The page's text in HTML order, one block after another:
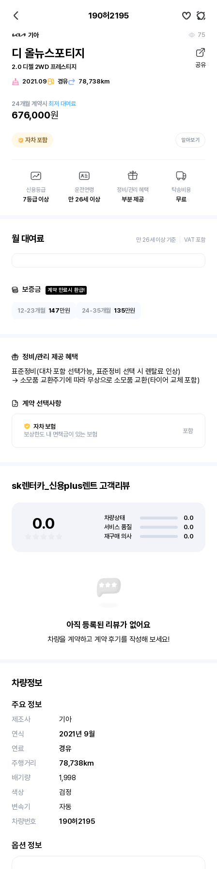
190허2195
기아 75
디 올뉴스포티지
2.0 디젤 2WD 프레스티지 공유
2021.09 경유 78,738km
24개월 계약시최저 대여료
676,000원
자차 포함 알아보기
신용등급
7등급 이상
운전연령
만 26세 이상
정비/관리 혜택
부분 제공
탁송비용
무료
월 대여료 만 26세 이상 기준 VAT 포함
보증금 계약 만료시 환급!
12-23개월 147만원 24-35개월 135만원
정비/관리 제공 혜택
표준정비(대차 포함 선택가능, 표준정비 선택 시 렌탈료 인상)
→ 소모품 교환주기에 따라 무상으로 소모품 교환(타이어 교체 포함)
계약 선택사항
자차 보험
보상한도 내 면책금이 있는 보험
포함
sk렌터카_신용plus렌트고객리뷰
0.0 차량상태
0.0
서비스 품질
0.0
재구매 의사
0.0
아직 등록된 리뷰가 없어요
차량을 계약하고 계약 후기를 작성해 보세요!
차량정보
주요 정보
제조사
기아
연식
2021년 9월
연료
경유
주행거리
78,738km
배기량
1,998
색상
검정
변속기
자동
차량번호
190허2195
옵션 정보